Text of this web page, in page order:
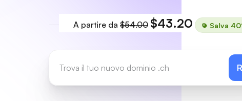
A partire da $54.00 $43.20 Salva